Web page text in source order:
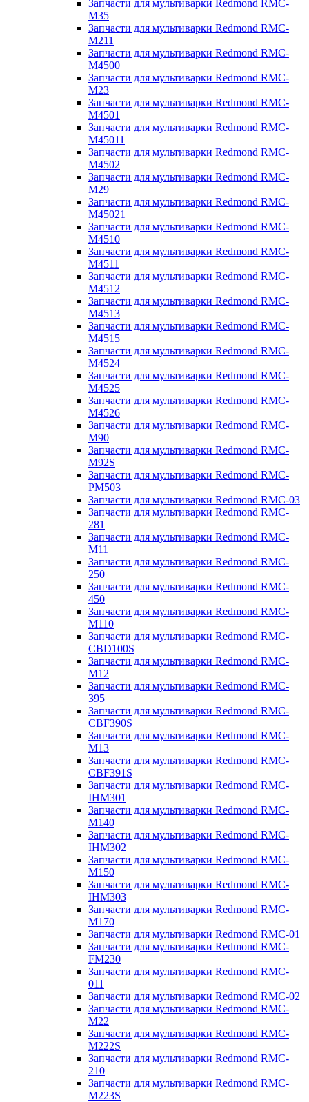
Запчасти для мультиварки Redmond RMC-
M35
Запчасти для мультиварки Redmond RMC-
M211
Запчасти для мультиварки Redmond RMC-
M4500
Запчасти для мультиварки Redmond RMC-
M23
Запчасти для мультиварки Redmond RMC-
M4501
Запчасти для мультиварки Redmond RMC-
M45011
Запчасти для мультиварки Redmond RMC-
M4502
Запчасти для мультиварки Redmond RMC-
M29
Запчасти для мультиварки Redmond RMC-
M45021
Запчасти для мультиварки Redmond RMC-
M4510
Запчасти для мультиварки Redmond RMC-
M4511
Запчасти для мультиварки Redmond RMC-
M4512
Запчасти для мультиварки Redmond RMC-
M4513
Запчасти для мультиварки Redmond RMC-
M4515
Запчасти для мультиварки Redmond RMC-
M4524
Запчасти для мультиварки Redmond RMC-
M4525
Запчасти для мультиварки Redmond RMC-
M4526
Запчасти для мультиварки Redmond RMC-
M90
Запчасти для мультиварки Redmond RMC-
M92S
Запчасти для мультиварки Redmond RMC-
PM503
Запчасти для мультиварки Redmond RMC-03
Запчасти для мультиварки Redmond RMC-
281
Запчасти для мультиварки Redmond RMC-
M11
Запчасти для мультиварки Redmond RMC-
250
Запчасти для мультиварки Redmond RMC-
450
Запчасти для мультиварки Redmond RMC-
M110
Запчасти для мультиварки Redmond RMC-
CBD100S
Запчасти для мультиварки Redmond RMC-
M12
Запчасти для мультиварки Redmond RMC-
395
Запчасти для мультиварки Redmond RMC-
CBF390S
Запчасти для мультиварки Redmond RMC-
M13
Запчасти для мультиварки Redmond RMC-
CBF391S
Запчасти для мультиварки Redmond RMC-
IHM301
Запчасти для мультиварки Redmond RMC-
M140
Запчасти для мультиварки Redmond RMC-
IHM302
Запчасти для мультиварки Redmond RMC-
M150
Запчасти для мультиварки Redmond RMC-
IHM303
Запчасти для мультиварки Redmond RMC-
M170
Запчасти для мультиварки Redmond RMC-01
Запчасти для мультиварки Redmond RMC-
FM230
Запчасти для мультиварки Redmond RMC-
011
Запчасти для мультиварки Redmond RMC-02
Запчасти для мультиварки Redmond RMC-
M22
Запчасти для мультиварки Redmond RMC-
M222S
Запчасти для мультиварки Redmond RMC-
210
Запчасти для мультиварки Redmond RMC-
M223S